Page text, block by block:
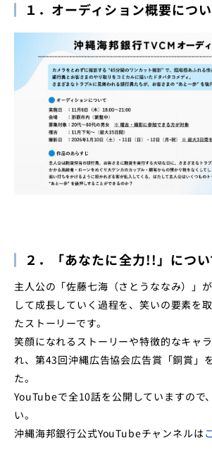
１．オーディション概要につ
２．「あなたに全力!!」につい
主人公の「佐藤七海（さとうななみ）」
して成長していく過程を、笑いの要素を
たストーリーです。
笑顔になれるストーリーや特徴的なキャ
れ、第43回沖縄広告協会広告賞「銅賞」
た。
YouTubeで全10話を公開していますので
い。
沖縄海邦銀行公式YouTubeチャンネルは